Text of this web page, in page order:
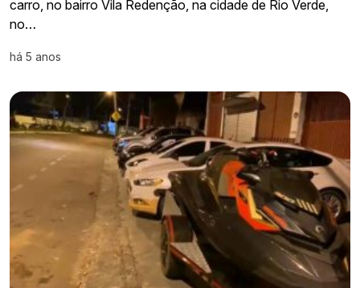
carro, no bairro Vila Redenção, na cidade de Rio Verde,
no…
há 5 anos